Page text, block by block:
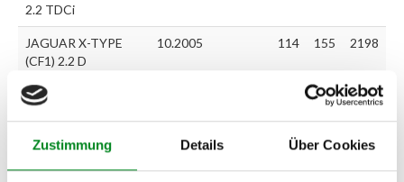
Zustimmung Details Über Cookies
2.2 TDCi
JAGUAR X-TYPE
(CF1) 2.2 D
10.2005 114 155 2198
JAGUAR X-TYPE
155 2198
FORD TRANSIT Bus
03.2004 05.2006 101 137 2402